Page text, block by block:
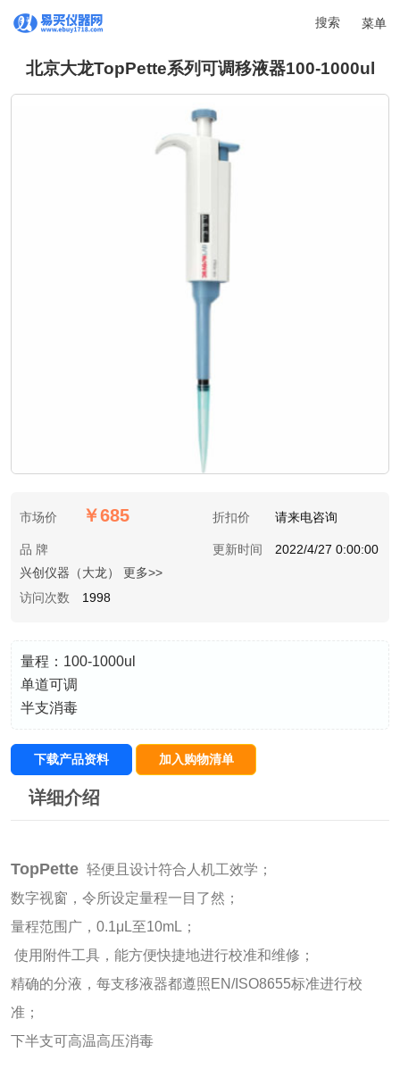
搜索 菜单
北京大龙TopPette系列可调移液器100-1000ul
市场价 ￥685 折扣价 请来电咨询
品 牌
兴创仪器（大龙） 更多>>
更新时间 2022/4/27 0:00:00
访问次数 1998
量程：100-1000ul
单道可调
半支消毒
下载产品资料 加入购物清单
详细介绍
TopPette 轻便且设计符合人机工效学；
数字视窗，令所设定量程一目了然；
量程范围广， 0.1μL至10mL；
使用附件工具，能方便快捷地进行校准和维修；
精确的分液，每支移液器都遵照 EN/ISO8655标准进行校
准；
下半支可高温高压消毒